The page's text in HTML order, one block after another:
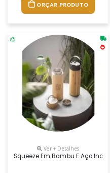
ORÇAR PRODUTO
Ver + Detalhes
Squeeze Em Bambu E Aço